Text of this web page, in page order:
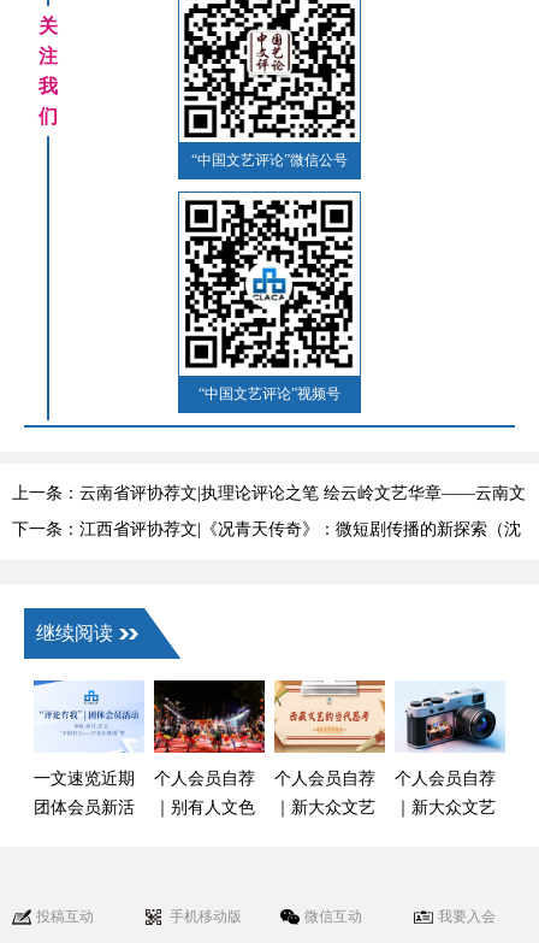
关
注
我
们
“中国文艺评论”微信公号
“中国文艺评论”视频号
上一条：云南省评协荐文|执理论评论之笔 绘云岭文艺华章——云南文
艺理论评论事业高质量发展观察
下一条：江西省评协荐文|《况青天传奇》：微短剧传播的新探索（沈
继续阅读
一文速览近期
团体会员新活
个人会员自荐
｜别有人文色
径（彭伟栋）
个人会员自荐
｜新大众文艺
藏实践视角
个人会员自荐
｜新大众文艺
投稿互动 手机移动版 微信互动 我要入会